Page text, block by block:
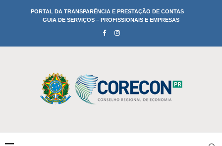
PORTAL DA TRANSPARÊNCIA E PRESTAÇÃO DE CONTAS
GUIA DE SERVIÇOS – PROFISSIONAIS E EMPRESAS